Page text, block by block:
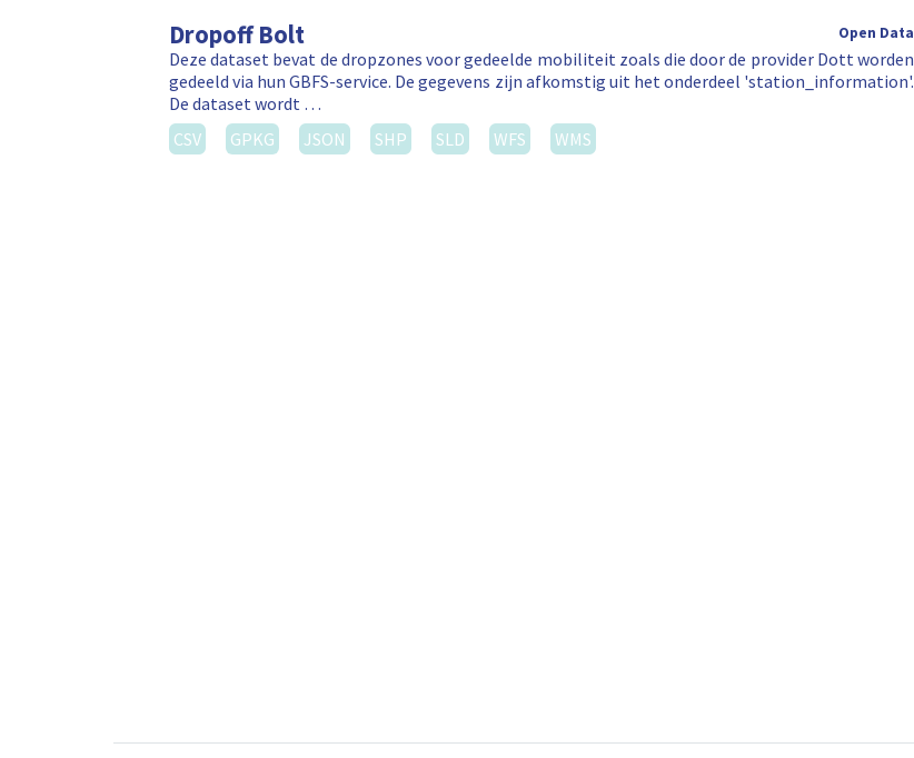
Dropoff Bolt Open Data
Deze dataset bevat de dropzones voor gedeelde mobiliteit zoals die door de provider Dott worden
gedeeld via hun GBFS-service. De gegevens zijn afkomstig uit het onderdeel 'station_information'.
De dataset wordt …
CSV
GPKG JSON SHP SLD WFS WMS